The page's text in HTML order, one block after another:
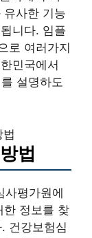
사한 기능
니다. 임플
로 여러가지
민국에서
설명하도
법
사평가원에
한 정보를 찾
건강보험심